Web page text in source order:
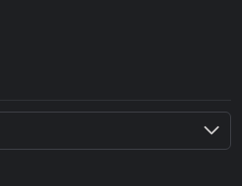
de GOG?
de Ubisoft Connect?